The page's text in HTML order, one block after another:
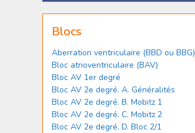
Blocs
Aberration ventriculaire (BBD ou BBG)
Bloc atrioventriculaire (BAV)
Bloc AV 1er degré
Bloc AV 2e degré. A. Généralités
Bloc AV 2e degré. B. Mobitz 1
Bloc AV 2e degré. C. Mobitz 2
Bloc AV 2e degré. D. Bloc 2/1